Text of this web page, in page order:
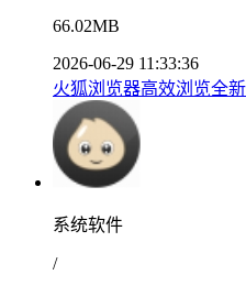
66.02MB
2026-06-29 11:33:36
火狐浏览器高效浏览全
系统软件
/